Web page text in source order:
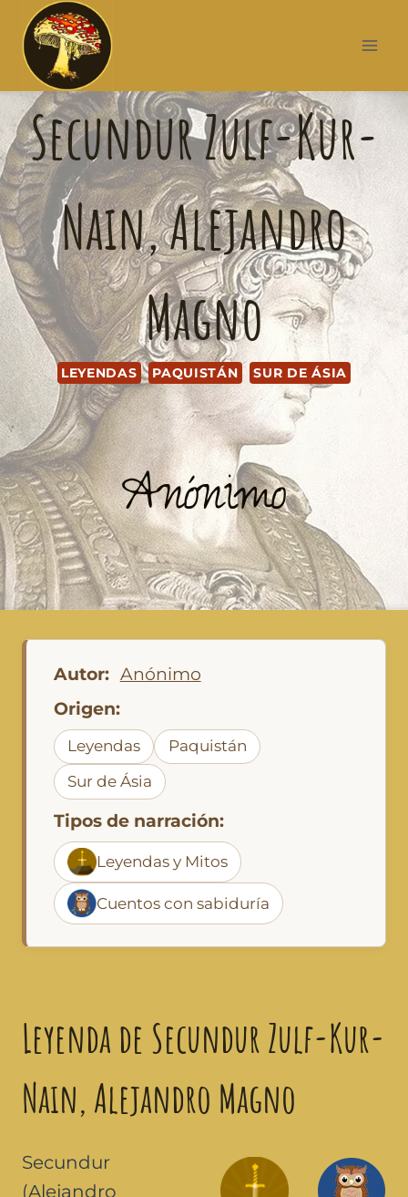
Secundur Zulf-Kur-
Nain, Alejandro
Magno
LEYENDAS PAQUISTÁN SUR DE ÁSIA
Anónimo
Autor: Anónimo
Origen:
Leyendas
Paquistán
Sur de Ásia
Tipos de narración:
Leyendas y Mitos
Cuentos con sabiduría
Leyenda de Secundur Zulf-Kur-
Nain, Alejandro Magno
Secundur
(Alejandro